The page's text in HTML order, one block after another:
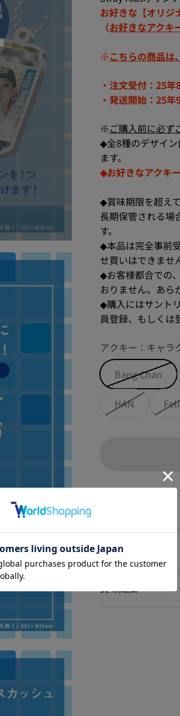
お好きな【オリジ
（お好きなアクキ
※こちらの商品は
・注文受付：25
・発送開始：25
※ご購入前に必ず
◆全8種のデザイ
ます。
◆お好きなアクキ
◆賞味期限を超え
長期保管される場
す。
◆本品は完全事前
せ買いはできませ
◆お客様都合での
おりません。あら
◆購入にはサント
員登録、もしくは
アクキー：キャラ
Bang Chan
HAN
栄養成分表示
賞味期限